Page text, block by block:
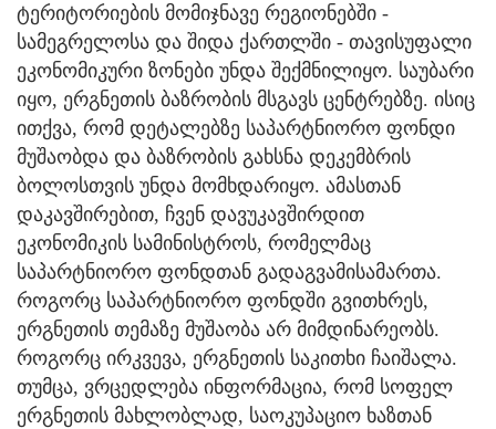
ტერიტორიების მომიჯნავე რეგიონებში -
სამეგრელოსა და შიდა ქართლში - თავისუფალი
ეკონომიკური ზონები უნდა შექმნილიყო. საუბარი
იყო, ერგნეთის ბაზრობის მსგავს ცენტრებზე. ისიც
ითქვა, რომ დეტალებზე საპარტნიორო ფონდი
მუშაობდა და ბაზრობის გახსნა დეკემბრის
ბოლოსთვის უნდა მომხდარიყო. ამასთან
დაკავშირებით, ჩვენ დავუკავშირდით
ეკონომიკის სამინისტროს, რომელმაც
საპარტნიორო ფონდთან გადაგვამისამართა.
როგორც საპარტნიორო ფონდში გვითხრეს,
ერგნეთის თემაზე მუშაობა არ მიმდინარეობს.
როგორც ირკვევა, ერგნეთის საკითხი ჩაიშალა.
თუმცა, ვრცედლება ინფორმაცია, რომ სოფელ
ერგნეთის მახლობლად, საოკუპაციო ხაზთან